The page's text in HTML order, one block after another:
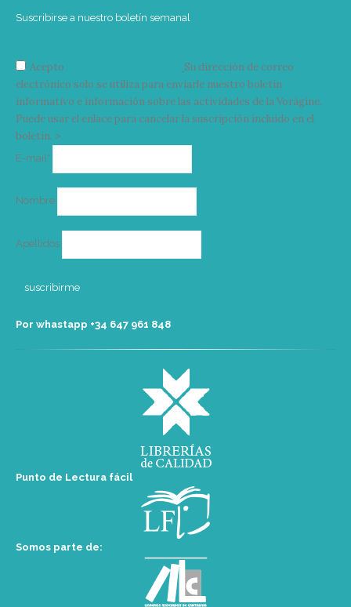
Suscribirse a nuestro boletín semanal
Acepto
Su dirección de correo
electrónico solo se utiliza para enviarle nuestro boletín
informativo e información sobre las actividades de la Vorágine.
Puede usar el enlace para cancelar la suscripción incluido en el
boletín. >
E-mail*
Nombre
Apellidos
Por whastapp +34 ‭647 961 848‬
Punto de Lectura fácil
Somos parte de: